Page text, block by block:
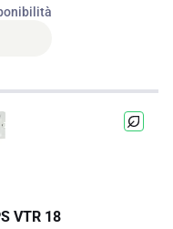
VTR 18